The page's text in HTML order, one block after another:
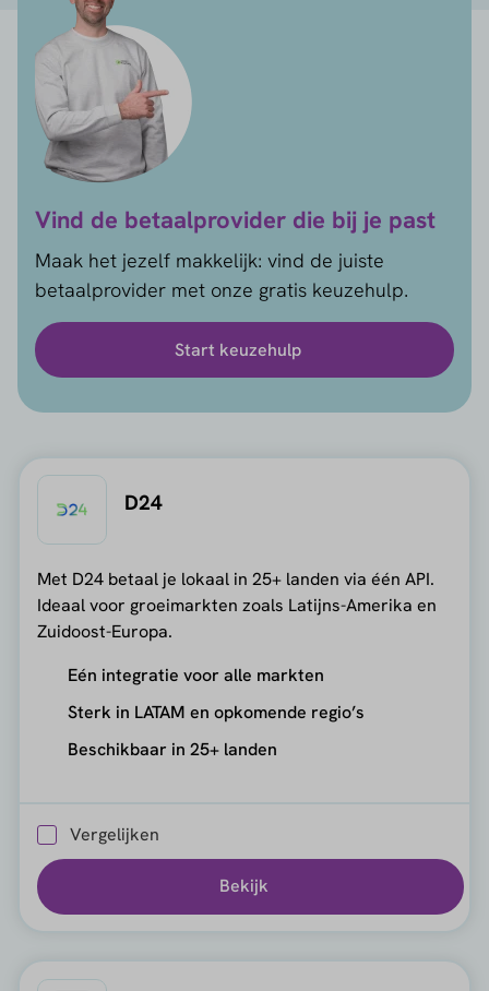
Vind de betaalprovider die bij je past
Maak het jezelf makkelijk: vind de juiste
betaalprovider met onze gratis keuzehulp.
Start keuzehulp
D24
Met D24 betaal je lokaal in 25+ landen via één API.
Ideaal voor groeimarkten zoals Latijns-Amerika en
Zuidoost-Europa.
Eén integratie voor alle markten
Sterk in LATAM en opkomende regio’s
Beschikbaar in 25+ landen
Vergelijken
Bekijk